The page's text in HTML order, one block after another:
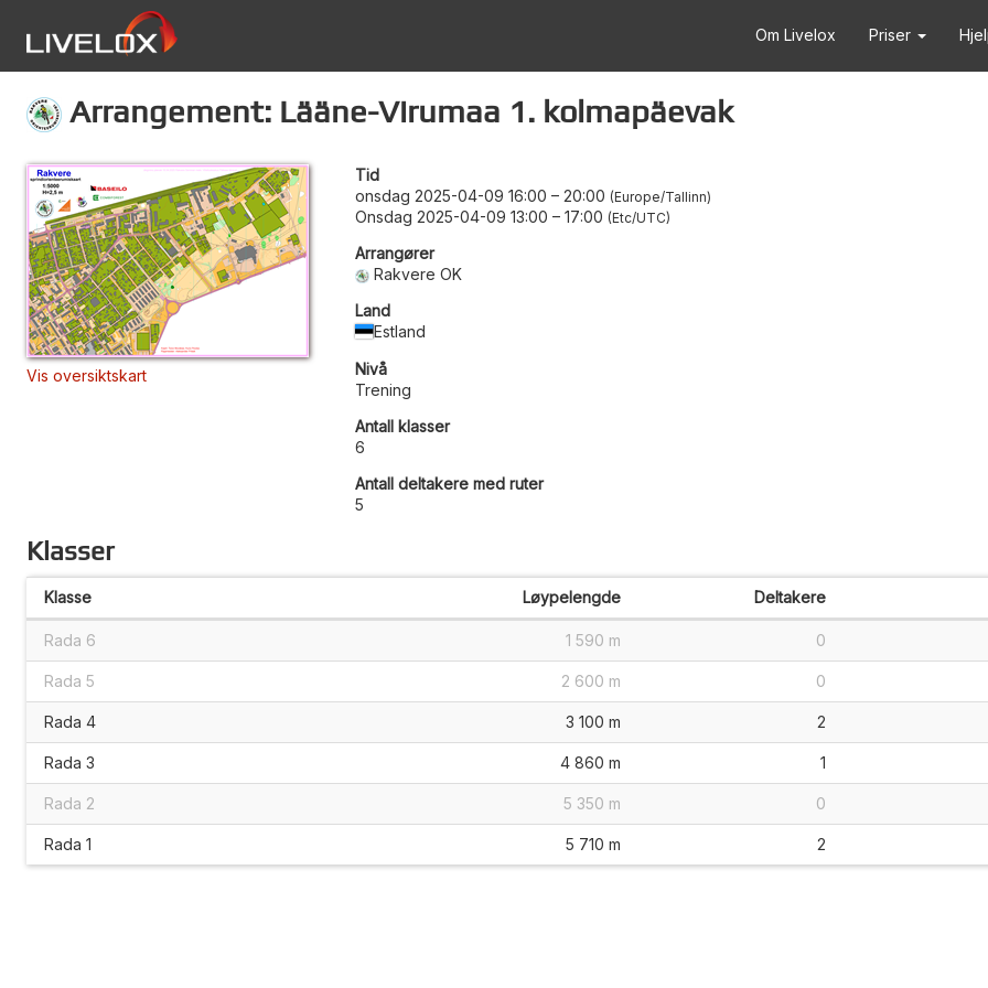
Om Livelox Priser
Arrangement: Lääne-Virumaa 1. kolmapäevak
Vis oversiktskart
Tid
onsdag 2025-04-09 16:00 – 20:00 Europe/Tallinn
Onsdag 2025-04-09 13:00 – 17:00 Etc/UTC
Arrangører
Rakvere OK
Land
Estland
Nivå
Trening
Antall klasser
6
Antall deltakere med ruter
5
Klasser
Klasse Løypelengde Deltakere
Rada 6 1 590 m 0
Rada 5 2 600 m 0
Rada 4 3 100 m 2
Rada 3 4 860 m 1
Rada 2 5 350 m 0
Rada 1 5 710 m 2